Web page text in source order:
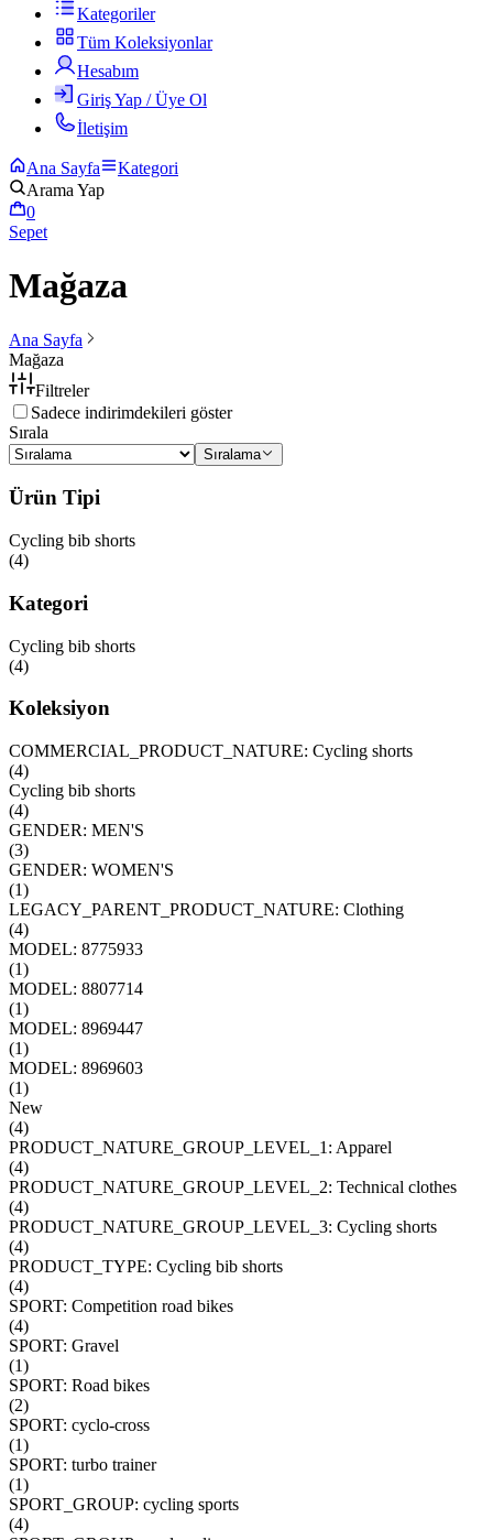
Kategoriler
Tüm Koleksiyonlar
Hesabım
Giriş Yap / Üye Ol
İletişim
Ana Sayfa
Kategori
Arama Yap
0
Sepet
Mağaza
Ana Sayfa
Mağaza
Filtreler
Sadece indirimdekileri göster
Sırala
Sıralama
Ürün Tipi
Cycling bib shorts
(4)
Kategori
Cycling bib shorts
(4)
Koleksiyon
COMMERCIAL_PRODUCT_NATURE: Cycling shorts
(4)
Cycling bib shorts
(4)
GENDER: MEN'S
(3)
GENDER: WOMEN'S
(1)
LEGACY_PARENT_PRODUCT_NATURE: Clothing
(4)
MODEL: 8775933
(1)
MODEL: 8807714
(1)
MODEL: 8969447
(1)
MODEL: 8969603
(1)
New
(4)
PRODUCT_NATURE_GROUP_LEVEL_1: Apparel
(4)
PRODUCT_NATURE_GROUP_LEVEL_2: Technical clothes
(4)
PRODUCT_NATURE_GROUP_LEVEL_3: Cycling shorts
(4)
PRODUCT_TYPE: Cycling bib shorts
(4)
SPORT: Competition road bikes
(4)
SPORT: Gravel
(1)
SPORT: Road bikes
(2)
SPORT: cyclo-cross
(1)
SPORT: turbo trainer
(1)
SPORT_GROUP: cycling sports
(4)